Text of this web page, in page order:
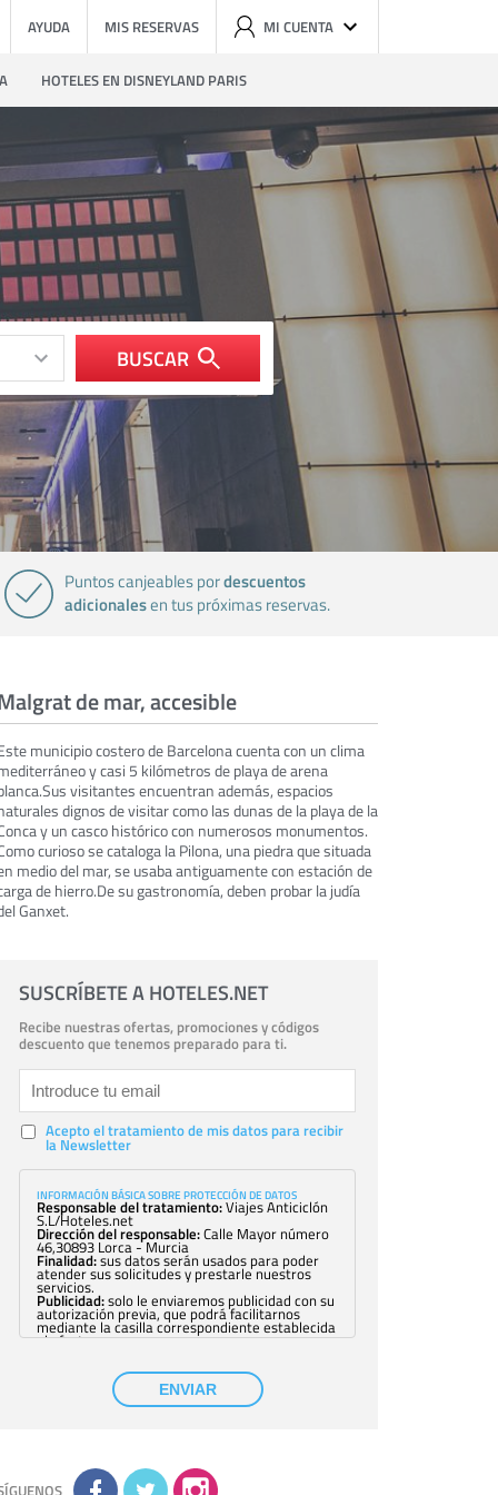
AYUDA MIS RESERVAS MI CUENTA
HOTELES EN DISNEYLAND PARIS
BUSCAR
Puntos canjeables pordescuentos
adicionalesen tus próximas reservas.
de mar, accesible
municipio costero de Barcelona cuenta con un clima
y casi 5 kilómetros de playa de arena
visitantes encuentran además, espacios
dignos de visitar como las dunas de la playa de la
y un casco histórico con numerosos monumentos.
curioso se cataloga la Pilona, una piedra que situada
medio del mar, se usaba antiguamente con estación de
de hierro.De su gastronomía, deben probar la judía
Ganxet.
SUSCRÍBETE A HOTELES.NET
Recibe nuestras ofertas, promociones y códigos
descuento que tenemos preparado para ti.
Acepto el tratamiento de mis datos para recibir
la Newsletter
INFORMACIÓN BÁSICA SOBRE PROTECCIÓN DE DATOS
Responsable del tratamiento:Viajes Anticiclón
S.L/Hoteles.net
Dirección del responsable:Calle Mayor número
46,30893 Lorca - Murcia
Finalidad:sus datos serán usados para poder
atender sus solicitudes y prestarle nuestros
servicios.
Publicidad:solo le enviaremos publicidad con su
autorización previa, que podrá facilitarnos
mediante la casilla correspondiente establecida
al efecto.
con su consentimiento previo, que podrá
facilitarnos mediante la casilla correspondiente
establecida al efecto.
Destinatarios:con carácter general, sólo el
Derechos:tiene derecho a saber qué
información tenemos sobre usted, corregirla y
ENVIAR